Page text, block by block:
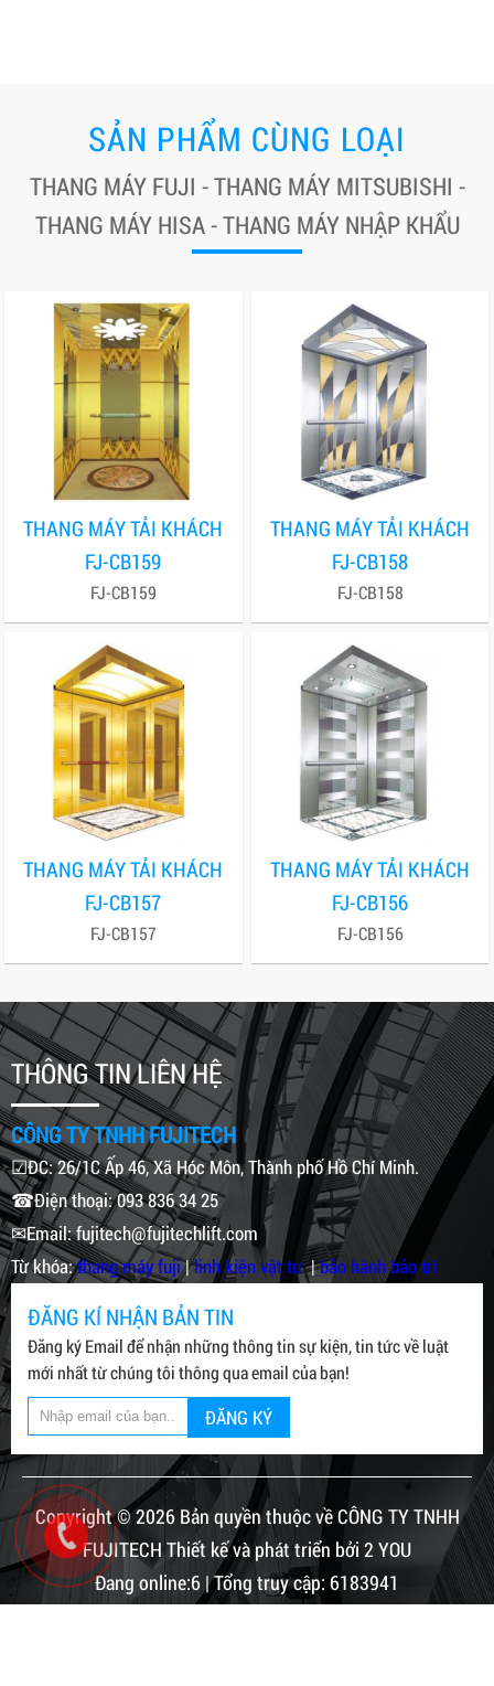
SẢN PHẨM CÙNG LOẠI
THANG MÁY FUJI - THANG MÁY MITSUBISHI -
THANG MÁY HISA - THANG MÁY NHẬP KHẨU
THANG MÁY TẢI KHÁCH
FJ-CB159
FJ-CB159
THANG MÁY TẢI KHÁCH
FJ-CB158
FJ-CB158
THANG MÁY TẢI KHÁCH
FJ-CB157
FJ-CB157
THANG MÁY TẢI KHÁCH
FJ-CB156
FJ-CB156
THÔNG TIN LIÊN HỆ
CÔNG TY TNHH FUJITECH
☑ĐC: 26/1C Ấp 46, Xã Hóc Môn, Thành phố Hồ Chí Minh.
☎Điện thoại: 093 836 34 25
✉Email: fujitech@fujitechlift.com
Từ khóa:thang máy fuji|linh kiện vật tư|bảo hành bảo trì
ĐĂNG KÍ NHẬN BẢN TIN
Đăng ký Email để nhận những thông tin sự kiện, tin tức về luật
mới nhất từ chúng tôi thông qua email của bạn!
ĐĂNG KÝ
Copyright © 2026 Bản quyền thuộc về CÔNG TY TNHH
FUJITECH Thiết kế và phát triển bởi 2 YOU
Đang online:6 | Tổng truy cập: 6183941